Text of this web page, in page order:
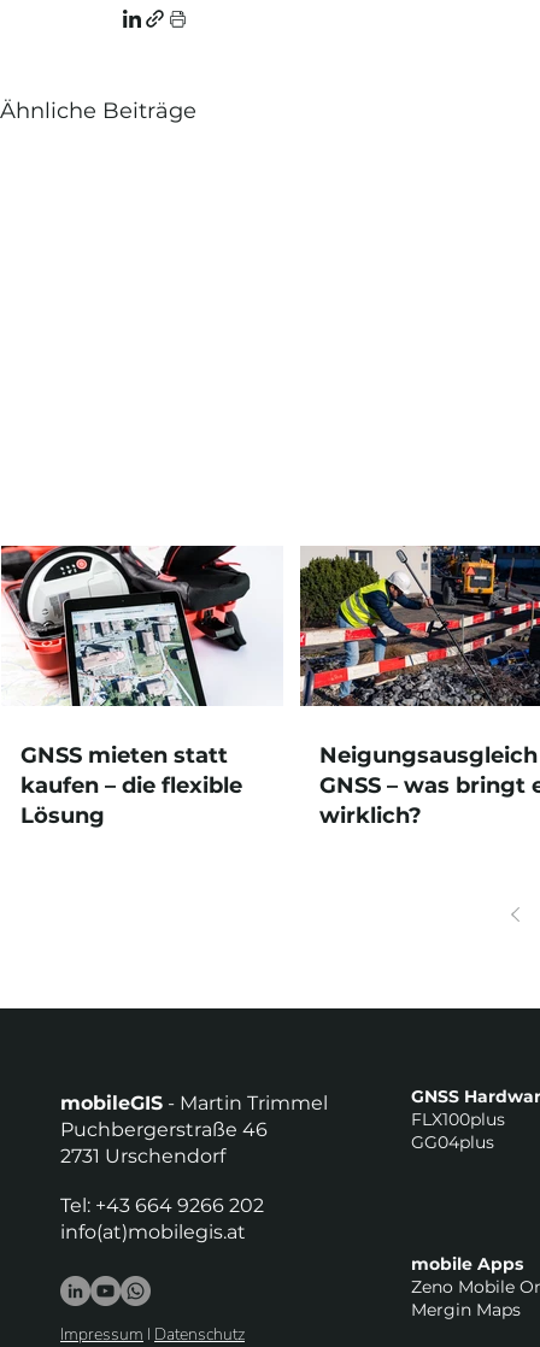
Ähnliche Beiträge
GNSS mieten statt kaufen
– die flexible Lösung
Vom PDF
Warum
echte
sollten
GNSS mieten statt
kaufen – die flexible
Lösung
GNSS – was bringt
wirklich?
mobileGIS - Martin Trimmel
Puchbergerstraße 46
2731 Urschendorf
Tel: +43 664 9266 202
info(at)mobilegis.at
Impressum I Datenschutz
GNSS
FLX100plus
GG04plus
mobile Apps
Zeno Mobile
Mergin Maps